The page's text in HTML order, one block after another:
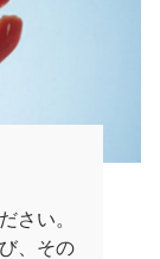
さい。
、その